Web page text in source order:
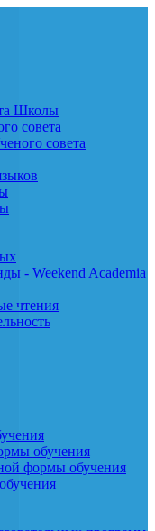
Школы
совета
совета
- Weekend Academia
чтения
обучения
формы обучения